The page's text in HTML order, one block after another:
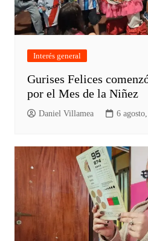
Interés general
Gurises Felices
por el Mes de la Niñez
Daniel Villamea 6